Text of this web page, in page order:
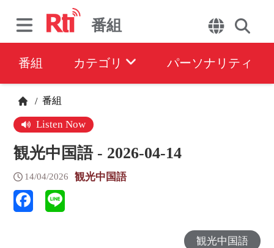
番組
番組 カテゴリ パーソナリティ
/ 番組
Listen Now
観光中国語 - 2026-04-14
14/04/2026 観光中国語
観光中国語